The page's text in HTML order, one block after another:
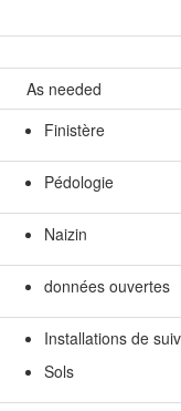
As needed
Finistère
Pédologie
Naizin
données ouvertes
Installations de
Sols